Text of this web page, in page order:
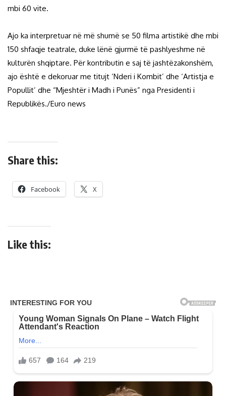
mbi 60 vite.
Ajo ka interpretuar në më shumë se 50 filma artistikë dhe mbi
150 shfaqje teatrale, duke lënë gjurmë të pashlyeshme në
kulturën shqiptare. Për kontributin e saj të jashtëzakonshëm,
ajo është e dekoruar me titujt ‘Nderi i Kombit’ dhe ‘Artistja e
Popullit’ dhe “Mjeshtër i Madh i Punës” nga Presidenti i
Republikës./Euro news
Share this:
Facebook X
Like this: